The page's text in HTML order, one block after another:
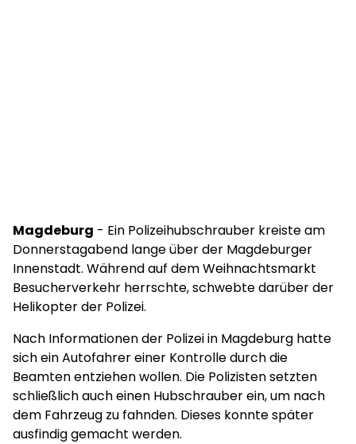
Magdeburg - Ein Polizeihubschrauber kreiste am
Donnerstagabend lange über der Magdeburger
Innenstadt. Während auf dem Weihnachtsmarkt
Besucherverkehr herrschte, schwebte darüber der
Helikopter der Polizei.
Nach Informationen der Polizei in Magdeburg hatte
sich ein Autofahrer einer Kontrolle durch die
Beamten entziehen wollen. Die Polizisten setzten
schließlich auch einen Hubschrauber ein, um nach
dem Fahrzeug zu fahnden. Dieses konnte später
ausfindig gemacht werden.